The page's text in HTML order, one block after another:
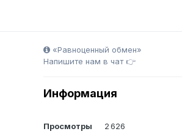
«Равноценный обмен»
Напишите нам в чат 👉
Информация
Просмотры 2 626